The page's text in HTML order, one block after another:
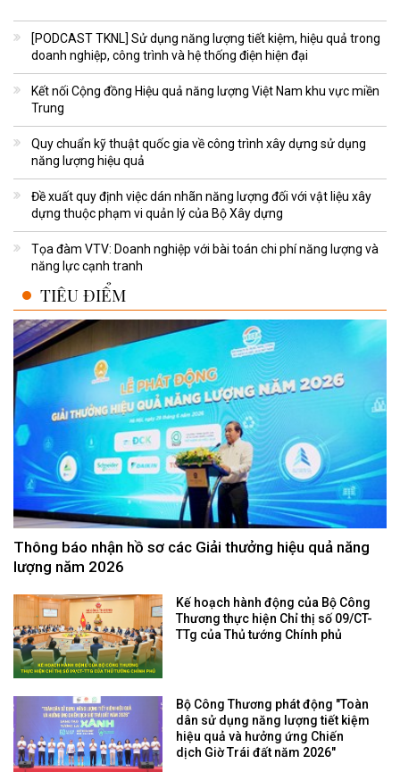
[PODCAST TKNL] Sử dụng năng lượng tiết kiệm, hiệu quả trong
doanh nghiệp, công trình và hệ thống điện hiện đại
Kết nối Cộng đồng Hiệu quả năng lượng Việt Nam khu vực miền
Trung
Quy chuẩn kỹ thuật quốc gia về công trình xây dựng sử dụng
năng lượng hiệu quả
Đề xuất quy định việc dán nhãn năng lượng đối với vật liệu xây
dựng thuộc phạm vi quản lý của Bộ Xây dựng
Tọa đàm VTV: Doanh nghiệp với bài toán chi phí năng lượng và
năng lực cạnh tranh
TIÊU ĐIỂM
Thông báo nhận hồ sơ các Giải thưởng hiệu quả năng
lượng năm 2026
Kế hoạch hành động của Bộ Công
Thương thực hiện Chỉ thị số 09/CT-
TTg của Thủ tướng Chính phủ
Bộ Công Thương phát động "Toàn
dân sử dụng năng lượng tiết kiệm
hiệu quả và hưởng ứng Chiến
dịch Giờ Trái đất năm 2026"